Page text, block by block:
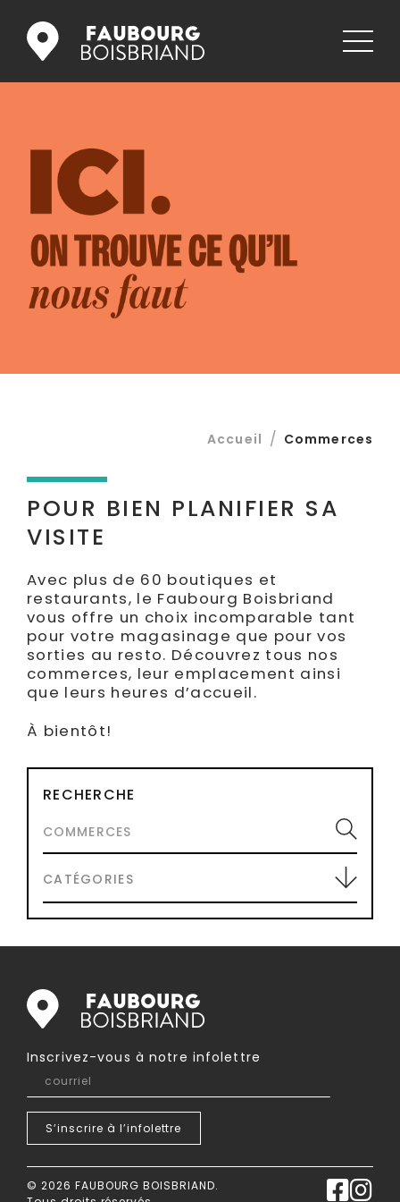
RESTAURANTS
PROMOS
NOUVELLES
GALERIE
NOUS JOINDRE
Accueil / Commerces
POUR BIEN PLANIFIER SA
VISITE
Avec plus de 60 boutiques et
restaurants, le Faubourg Boisbriand
vous offre un choix incomparable tant
pour votre magasinage que pour vos
sorties au resto. Découvrez tous nos
commerces, leur emplacement ainsi
que leurs heures d’accueil.
À bientôt!
RECHERCHE
COMMERCES
CATÉGORIES
Inscrivez-vous à notre infolettre
courriel
S’inscrire à l’infolettre
© 2026 FAUBOURG BOISBRIAND.